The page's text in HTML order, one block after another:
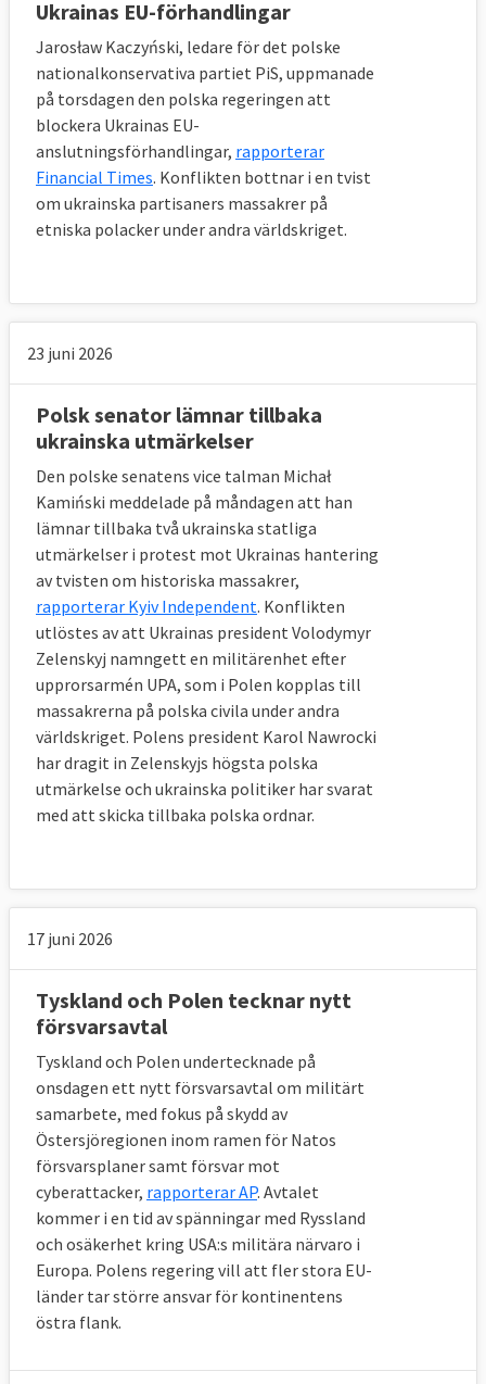
Ukrainas EU-förhandlingar
Jarosław Kaczyński, ledare för det polske
nationalkonservativa partiet PiS, uppmanade
på torsdagen den polska regeringen att
blockera Ukrainas EU-
anslutningsförhandlingar, rapporterar
Financial Times. Konflikten bottnar i en tvist
om ukrainska partisaners massakrer på
etniska polacker under andra världskriget.
23 juni 2026
Polsk senator lämnar tillbaka
ukrainska utmärkelser
Den polske senatens vice talman Michał
Kamiński meddelade på måndagen att han
lämnar tillbaka två ukrainska statliga
utmärkelser i protest mot Ukrainas hantering
av tvisten om historiska massakrer,
rapporterar Kyiv Independent. Konflikten
utlöstes av att Ukrainas president Volodymyr
Zelenskyj namngett en militärenhet efter
upprorsarmén UPA, som i Polen kopplas till
massakrerna på polska civila under andra
världskriget. Polens president Karol Nawrocki
har dragit in Zelenskyjs högsta polska
utmärkelse och ukrainska politiker har svarat
med att skicka tillbaka polska ordnar.
17 juni 2026
Tyskland och Polen tecknar nytt
försvarsavtal
Tyskland och Polen undertecknade på
onsdagen ett nytt försvarsavtal om militärt
samarbete, med fokus på skydd av
Östersjöregionen inom ramen för Natos
försvarsplaner samt försvar mot
cyberattacker, rapporterar AP. Avtalet
kommer i en tid av spänningar med Ryssland
och osäkerhet kring USA:s militära närvaro i
Europa. Polens regering vill att fler stora EU-
länder tar större ansvar för kontinentens
östra flank.